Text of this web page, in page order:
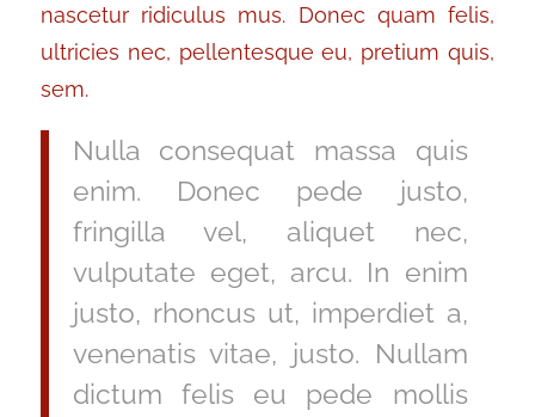
nascetur ridiculus mus. Donec quam felis,
ultricies nec, pellentesque eu, pretium quis,
sem.
Nulla consequat massa quis
enim. Donec pede justo,
fringilla vel, aliquet nec,
vulputate eget, arcu. In enim
justo, rhoncus ut, imperdiet a,
venenatis vitae, justo. Nullam
dictum felis eu pede mollis